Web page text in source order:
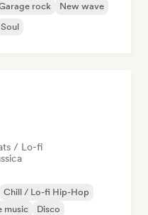
rock
New wave
Soul
/ Lo-fi
Chill / Lo-fi Hip-Hop
music
Disco